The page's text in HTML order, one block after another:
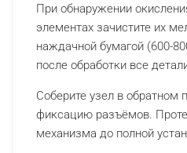
При обнаружении
элементах зачистите их
наждачной бумагой (600-
после обработки все
Соберите узел в обратном
фиксацию разъёмов.
механизма до полной